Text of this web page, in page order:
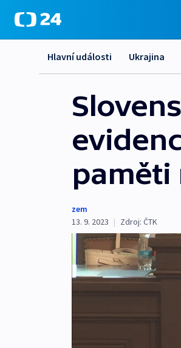
Hlavní události Ukrajina
paměti
zem
13. 9. 2023 | Zdroj: ČTK